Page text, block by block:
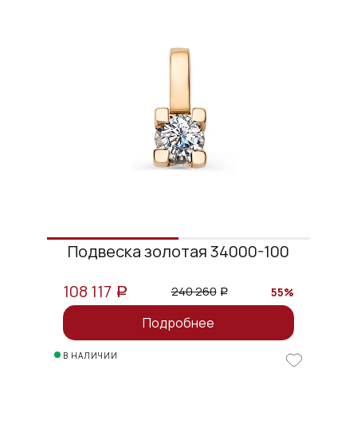
Подвеска золотая 34000-100
108 117 a 240 260 a 55%
Подробнее
В НАЛИЧИИ